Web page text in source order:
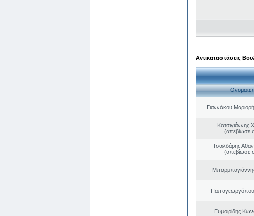
Αντικαταστάσεις
Γιαννάκου
Κατσιγιάννης
(απεβίωσε
Τσαλδάρης
(απεβίωσε
Ευμοιρίδης